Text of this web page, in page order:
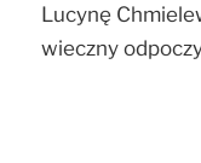
Lucynę
wieczny